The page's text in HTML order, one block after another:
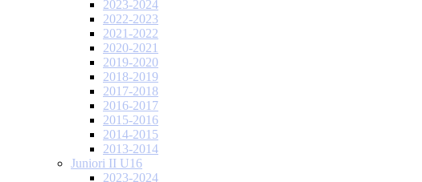
2023-2024
2022-2023
2021-2022
2020-2021
2019-2020
2018-2019
2017-2018
2016-2017
2015-2016
2014-2015
2013-2014
Juniori II U16
2023-2024